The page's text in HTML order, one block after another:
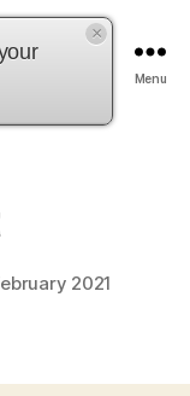
Menu
2021
×